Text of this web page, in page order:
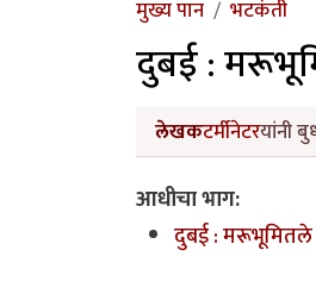
मुख्य पान
भटकंती
दुबई :
लेखकटर्मीनेटरयांनी
आधीचा भाग:
दुबई : मरूभूमितले